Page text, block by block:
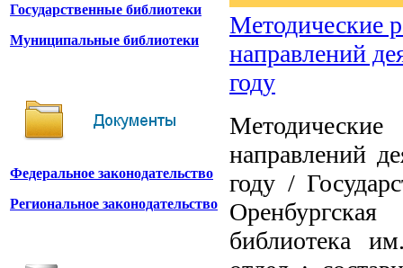
Государственные библиотеки
Муниципальные библиотеки
Федеральное законодательство
Региональное законодательство
Методические
направлений
году
направлений
году /
библиотека